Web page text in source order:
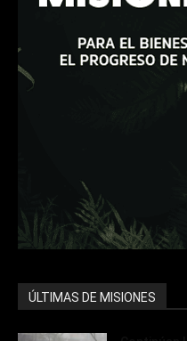
ÚLTIMAS DE MISIONES